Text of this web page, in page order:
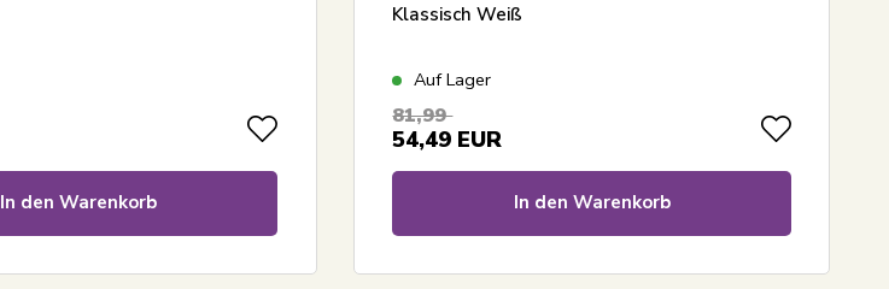
In den Warenkorb
Klassisch Weiß
Auf Lager
81,99
54,49 EUR
In den Warenkorb